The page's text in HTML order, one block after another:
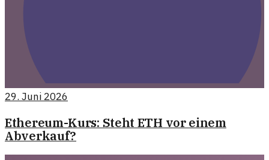
29. Juni 2026
Ethereum-Kurs: Steht ETH vor einem
Abverkauf?